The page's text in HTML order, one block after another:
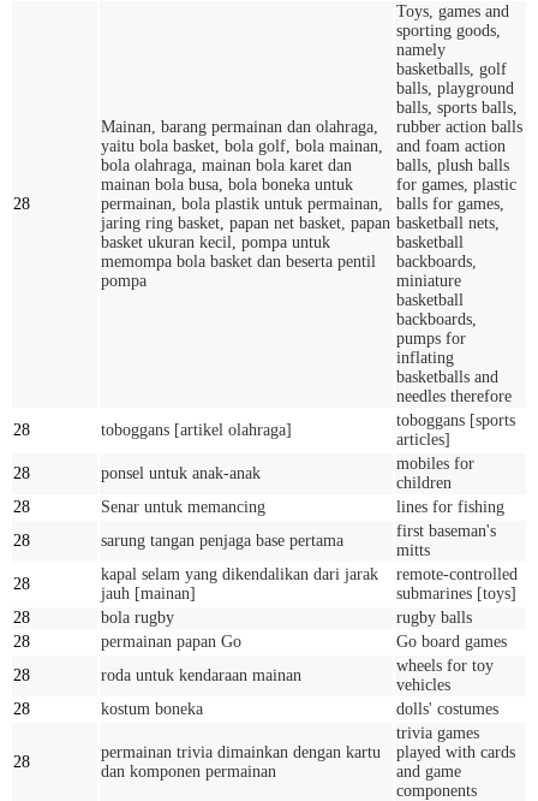
28
Mainan, barang permainan dan olahraga,
yaitu bola basket, bola golf, bola mainan,
bola olahraga, mainan bola karet dan
mainan bola busa, bola boneka untuk
permainan, bola plastik untuk permainan,
jaring ring basket, papan net basket, papan
basket ukuran kecil, pompa untuk
memompa bola basket dan beserta pentil
pompa
Toys, games and
sporting goods,
namely
basketballs, golf
balls, playground
balls, sports balls,
rubber action balls
and foam action
balls, plush balls
for games, plastic
balls for games,
basketball nets,
basketball
backboards,
miniature
basketball
backboards,
pumps for
inflating
basketballs and
needles therefore
28
toboggans [artikel olahraga]
toboggans [sports
articles]
28
ponsel untuk anak-anak
mobiles for
children
28
Senar untuk memancing
lines for fishing
28
sarung tangan penjaga base pertama
first baseman's
mitts
28
kapal selam yang dikendalikan dari jarak
jauh [mainan]
remote-controlled
submarines [toys]
28
bola rugby
rugby balls
28
permainan papan Go
Go board games
28
roda untuk kendaraan mainan
wheels for toy
vehicles
28
kostum boneka dolls' costumes
28
permainan trivia dimainkan dengan kartu
dan komponen permainan
trivia games
played with cards
and game
components